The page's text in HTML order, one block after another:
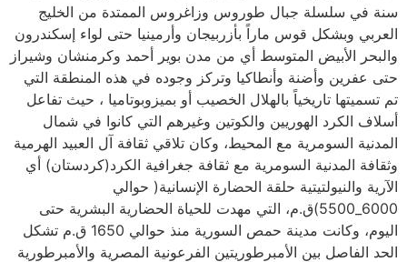
سنة في سلسلة جبال طوروس وزاغروس الممتدة من الخليج
العربي وبشكل قوس ماراً بأزربيجان وأرمينيا حتى لواء إسكندرون
والبحر الأبيض المتوسط أي من مدن بوير أحمد وكرمنشان وشيراز
حتى عفرين وأضنة وأنطاكيا وتركز وجوده في هذه المنطقة التي
تم تسميتها تاريخياً بالهلال الخصيب أو بميزوبوتاميا ، حيث تفاعل
أسلاف الكرد الهوريين والكوتين وغيرهم التي كانوا في شمال
المدنية السومرية مع المحيط، وكان تلاقي ثقافة آل العبيد الهرمية
وثقافة المدنية السومرية مع ثقافة جغرافية الكرد(كردستان) أي
الآرية والنيولتيتية حلقة الحضارة الإنسانية( حوالي
6000_5500)ق.م، التي مهدت للحياة الحضارية البشرية حتى
اليوم، وكانت مدينة حمص السورية منذ حوالي 1650 ق.م تشكل
الحد الفاصل بين الأمبرطوريتين الفرعونية المصرية والأمبرطورية